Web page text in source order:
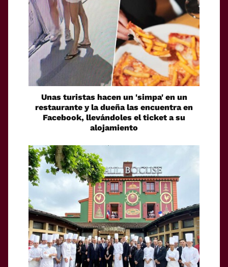
Unas turistas hacen un 'simpa' en un
restaurante y la dueña las encuentra en
Facebook, llevándoles el ticket a su
alojamiento